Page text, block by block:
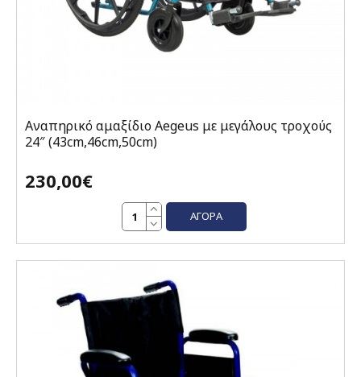
Αναπηρικό αμαξίδιο Aegeus με μεγάλους τροχούς
24″ (43cm,46cm,50cm)
230,00€
ΑΓΟΡΆ